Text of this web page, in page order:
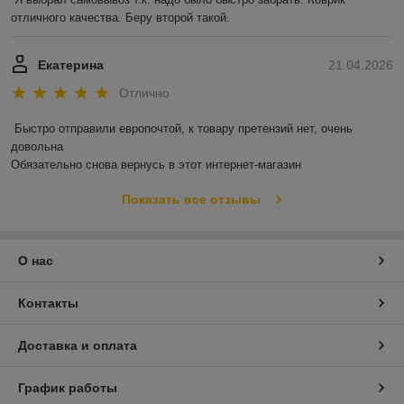
отличного качества. Беру второй такой.
21.04.2026
Екатерина
Отлично
Быстро отправили европочтой, к товару претензий нет, очень
довольна
Обязательно снова вернусь в этот интернет-магазин
Показать все отзывы
О нас
Контакты
Доставка и оплата
График работы